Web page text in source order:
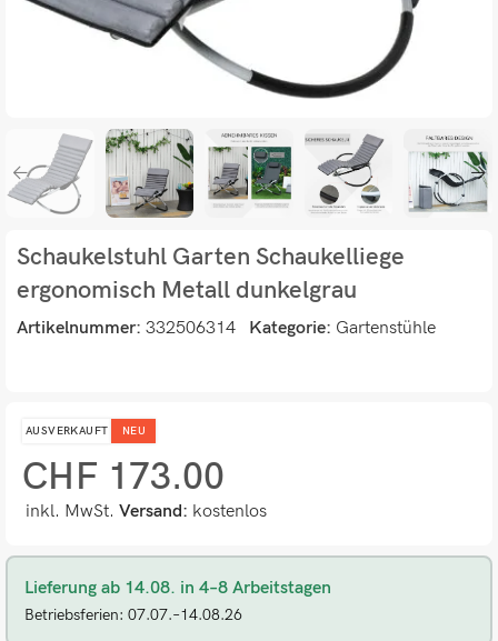
Schaukelstuhl Garten Schaukelliege
ergonomisch Metall dunkelgrau
Artikelnummer: 332506314 Kategorie: Gartenstühle
AUSVERKAUFT NEU
CHF 173.00
inkl. MwSt. Versand: kostenlos
Lieferung ab 14.08. in 4–8 Arbeitstagen
Betriebsferien: 07.07.–14.08.26